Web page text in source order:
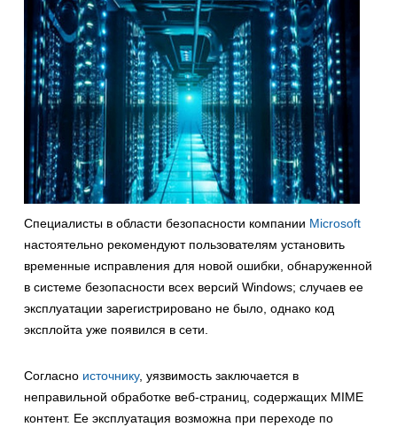
Специалисты в области безопасности компании Microsoft
настоятельно рекомендуют пользователям установить
временные исправления для новой ошибки, обнаруженной
в системе безопасности всех версий Windows; случаев ее
эксплуатации зарегистрировано не было, однако код
эксплойта уже появился в сети.
Согласно источнику, уязвимость заключается в
неправильной обработке веб-страниц, содержащих MIME
контент. Ее эксплуатация возможна при переходе по